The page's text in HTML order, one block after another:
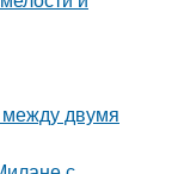
между двумя